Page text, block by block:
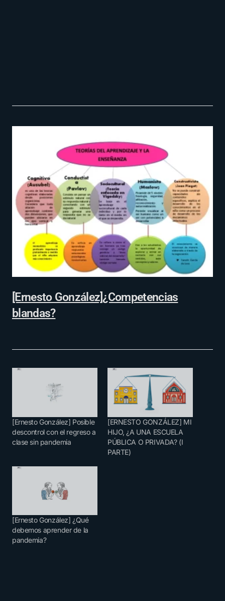
[Ernesto González]¿Competencias
blandas?
[Ernesto González] Posible
descontrol con el regreso a
clase sin pandemia
[ERNESTO GONZÁLEZ] MI
HIJO, ¿A UNA ESCUELA
PÚBLICA O PRIVADA? (I
PARTE)
[Ernesto González] ¿Qué
debemos aprender de la
pandemia?